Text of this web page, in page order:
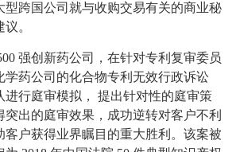
型跨国公司就与收购交易有关的商业秘
。
强创新药公司，在针对专利复审委员
学药公司的化合物专利无效行政诉讼
进行庭审模拟， 提出针对性的庭审策
突出的庭审效果，成功逆转对客户不利
客户获得业界瞩目的重大胜利。该案被